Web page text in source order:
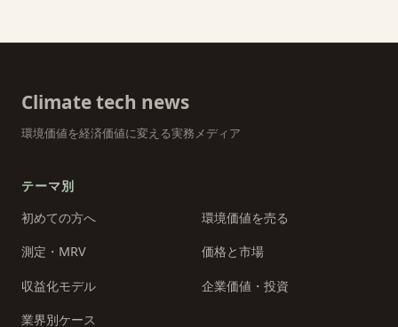
Climate tech news
環境価値を経済価値に変える実務メディア
テーマ別
初めての方へ
環境価値を売る
測定・MRV 価格と市場
収益化モデル 企業価値・投資
業界別ケース